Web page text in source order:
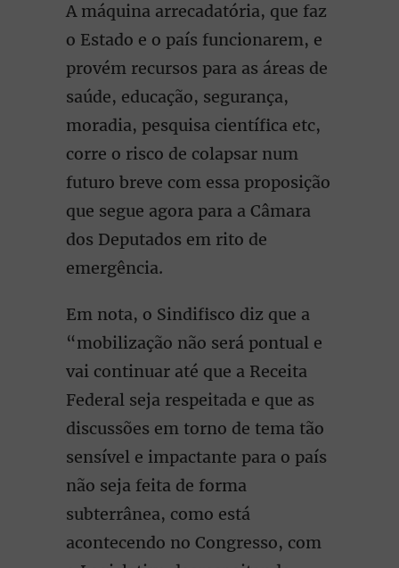
A máquina arrecadatória, que faz
o Estado e o país funcionarem, e
provém recursos para as áreas de
saúde, educação, segurança,
moradia, pesquisa científica etc,
corre o risco de colapsar num
futuro breve com essa proposição
que segue agora para a Câmara
dos Deputados em rito de
emergência.
Em nota, o Sindifisco diz que a
“mobilização não será pontual e
vai continuar até que a Receita
Federal seja respeitada e que as
discussões em torno de tema tão
sensível e impactante para o país
não seja feita de forma
subterrânea, como está
acontecendo no Congresso, com